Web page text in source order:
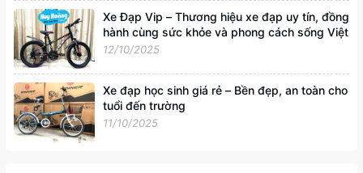
Xe Đạp Vip – Thương hiệu xe đạp uy tín, đồng
hành cùng sức khỏe và phong cách sống Việt
12/10/2025
Xe đạp học sinh giá rẻ – Bền đẹp, an toàn cho
tuổi đến trường
11/10/2025